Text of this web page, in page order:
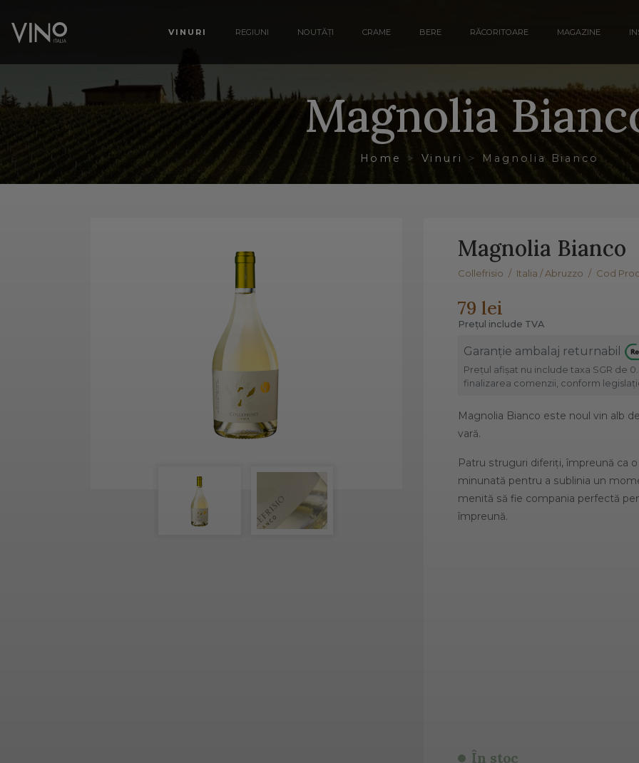
VINURI REGIUNI NOUTĂȚI CRAME BERE RĂCORITOARE MAGAZINE
Magnolia
Home Vinuri Magnolia Bianco
Magnolia Bianco
Collefrisio / Italia / Abruzzo / Cod
79 lei
Prețul include TVA
Garanție ambalaj returnabil
Prețul afișat nu include taxa SGR de
finalizarea comenzii, conform
Magnolia Bianco este noul vin alb
vară.
Patru struguri diferiți, împreună ca
minunată pentru a sublinia un
menită să fie compania perfectă
împreună.
În stoc